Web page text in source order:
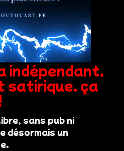
indépendant,
satirique, ça
sans pub ni
désormais un